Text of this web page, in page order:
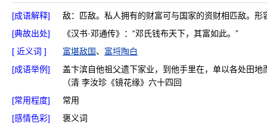
[成语解释]
敌：匹敌。私人拥有的财富可与国家的资财相匹敌。形
[典故出处]
《汉书·邓通传》：“邓氏钱布天下，其富如此。”
[ 近义词 ]
富堪敌国、 富埒陶白
[成语举例]
盖卞滨自他祖父遗下家业，到他手里在，单以各处田
（清 李汝珍《镜花缘》六十四回
[常用程度]
常用
[感情色彩]
褒义词